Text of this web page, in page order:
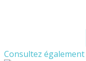
Consultez également